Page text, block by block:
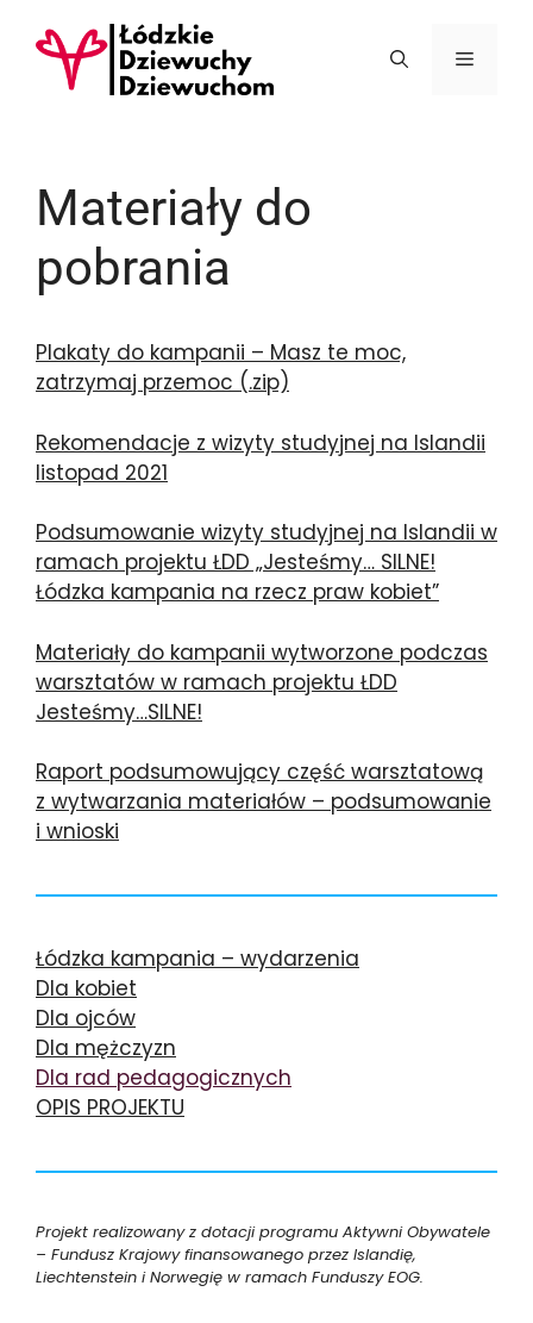
Menu
Materiały do
pobrania
Plakaty do kampanii – Masz te moc,
zatrzymaj przemoc (.zip)
Rekomendacje z wizyty studyjnej na Islandii
listopad 2021
Podsumowanie wizyty studyjnej na Islandii w
ramach projektu ŁDD „Jesteśmy… SILNE!
Łódzka kampania na rzecz praw kobiet”
Materiały do kampanii wytworzone podczas
warsztatów w ramach projektu ŁDD
Jesteśmy…SILNE!
Raport podsumowujący część warsztatową
z wytwarzania materiałów – podsumowanie
i wnioski
Łódzka kampania – wydarzenia
Dla kobiet
Dla ojców
Dla mężczyzn
Dla rad pedagogicznych
OPIS PROJEKTU
Projekt realizowany z dotacji programu Aktywni Obywatele
– Fundusz Krajowy finansowanego przez Islandię,
Liechtenstein i Norwegię w ramach Funduszy EOG.